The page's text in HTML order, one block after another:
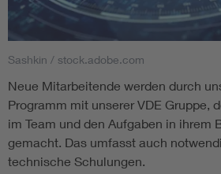
Sashkin / stock.adobe.com
Neue Mitarbeitende werden durch
Programm mit unserer VDE Gruppe,
im Team und den Aufgaben in ihrem
gemacht. Das umfasst auch
technische Schulungen.